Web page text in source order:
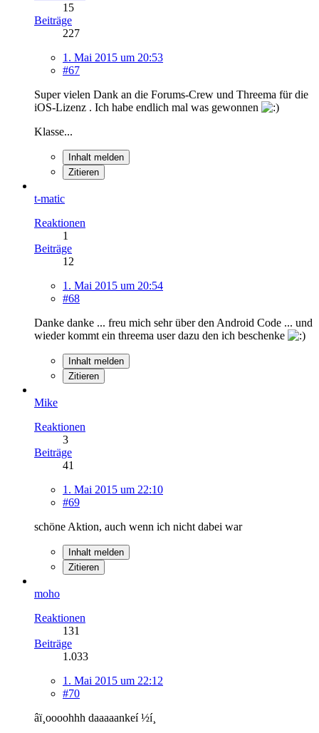
15
Beiträge
227
1. Mai 2015 um 20:53
#67
Super vielen Dank an die Forums-Crew und Threema für die
iOS-Lizenz . Ich habe endlich mal was gewonnen
Klasse...
Inhalt melden
Zitieren
t-matic
Reaktionen
1
Beiträge
12
1. Mai 2015 um 20:54
#68
Danke danke ... freu mich sehr über den Android Code ... und
wieder kommt ein threema user dazu den ich beschenke
Inhalt melden
Zitieren
Mike
Reaktionen
3
Beiträge
41
1. Mai 2015 um 22:10
#69
schöne Aktion, auch wenn ich nicht dabei war
Inhalt melden
Zitieren
moho
Reaktionen
131
Beiträge
1.033
1. Mai 2015 um 22:12
#70
âï¸oooohhh daaaaankeí ½í¸